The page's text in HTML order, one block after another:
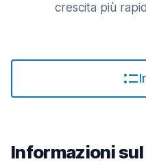
crescita più
Informazioni